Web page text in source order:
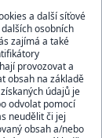
a další síťové
osobních
zajímá a také
provozovat a
obsah na základě
údajů je
odvolat pomocí
neudělit či jej
obsah a/nebo